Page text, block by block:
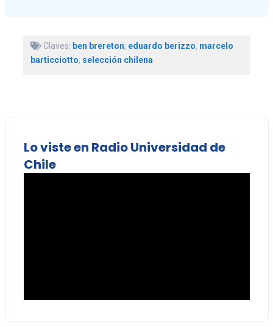
Claves: ben brereton, eduardo berizzo, marcelo
barticciotto, selección chilena
Lo viste en Radio Universidad de
Chile